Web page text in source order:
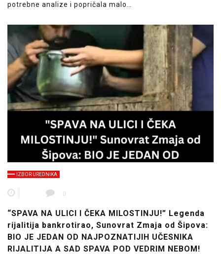
potrebne analize i popričala malo…
IZBOR UREDNIKA
0
“SPAVA NA ULICI I ČEKA MILOSTINJU!” Legenda
rijalitija bankrotirao, Sunovrat Zmaja od Šipova:
BIO JE JEDAN OD NAJPOZNATIJIH UČESNIKA
RIJALITIJA A SAD SPAVA POD VEDRIM NEBOM!